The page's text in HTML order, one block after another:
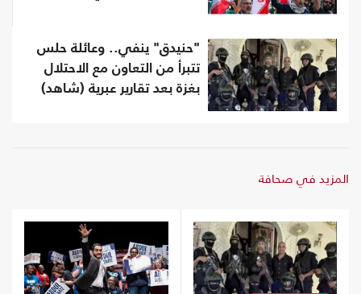
"حنيدق" ينفي.. وعائلة حلس
تتبرأ من التعاون مع الاحتلال
بغزة بعد تقارير عبرية (شاهد)
المزيد في صحافة